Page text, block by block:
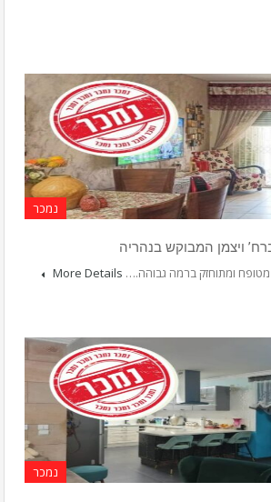
נמכר
More Details
נמכר